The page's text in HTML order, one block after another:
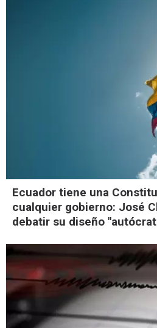
Ecuador tiene una
cualquier gobierno: José
debatir su diseño